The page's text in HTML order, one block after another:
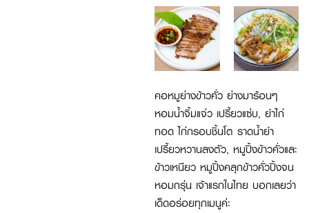
คอหมูย่างข้าวคั่ว ย่างมาร้อนๆ
หอมน้ำจิ้มแจ่ว เปรี้ยวแซ่บ, ยำไก่
ทอด ไก่กรอบชิ้นโต ราดน้ำยำ
เปรี้ยวหวานลงตัว, หมูปิ้งข้าวคั่วและ
ข้าวเหนียว หมูปิ้งคลุกข้าวคั่วปิ้งจน
หอมกรุ่น เจ้าแรกในไทย บอกเลยว่า
เด็ดอร่อยทุกเมนูค่ะ